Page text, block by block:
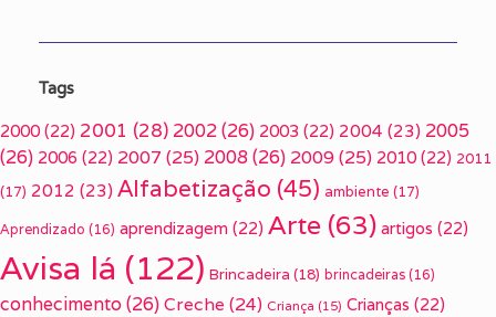
Tags
2000 (22) 2001 (28) 2002(26) 2003 (22) 2004 (23) 2005
(26) 2006 (22) 2007 (25) 2008(26) 2009(25) 2010 (22) 2011
(17) 2012 (23) Alfabetização (45) ambiente (17)
Aprendizado (16) aprendizagem (22) Arte (63) artigos (22)
Avisa lá (122) Brincadeira (18) brincadeiras (16)
conhecimento(26) Creche (24) Criança (15) Crianças (22)